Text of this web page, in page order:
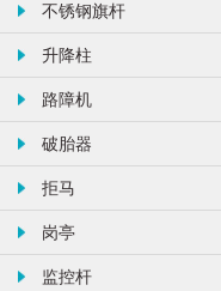
不锈钢旗杆
升降柱
路障机
破胎器
拒马
岗亭
监控杆